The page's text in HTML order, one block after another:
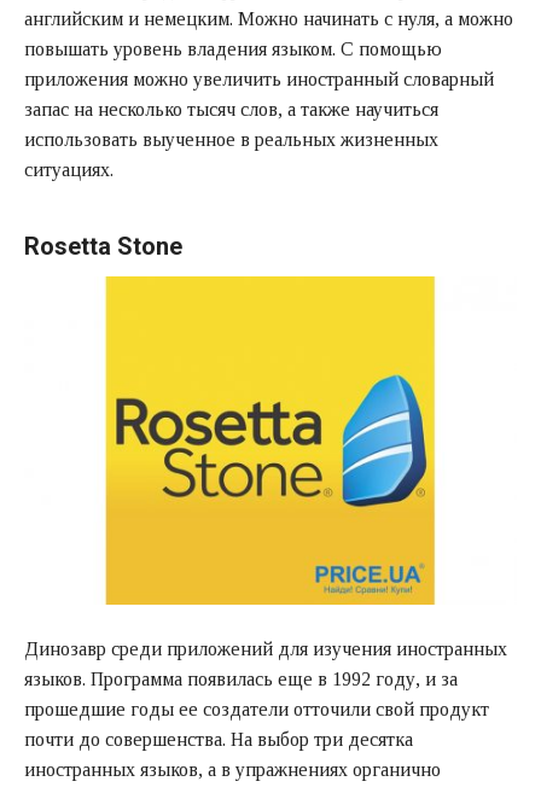
английским и немецким. Можно начинать с нуля, а можно
повышать уровень владения языком. С помощью
приложения можно увеличить иностранный словарный
запас на несколько тысяч слов, а также научиться
использовать выученное в реальных жизненных
ситуациях.
Rosetta Stone
Динозавр среди приложений для изучения иностранных
языков. Программа появилась еще в 1992 году, и за
прошедшие годы ее создатели отточили свой продукт
почти до совершенства. На выбор три десятка
иностранных языков, а в упражнениях органично